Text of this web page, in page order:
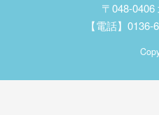
〒048-
【電話】